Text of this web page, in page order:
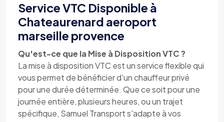
Service VTC Disponible à
Chateaurenard aeroport
marseille provence
Qu'est-ce que la Mise à Disposition VTC ?
La mise à disposition VTC est un service flexible qui
vous permet de bénéficier d'un chauffeur privé
pour une durée déterminée. Que ce soit pour une
journée entière, plusieurs heures, ou un trajet
spécifique, Samuel Transport s'adapte à vos